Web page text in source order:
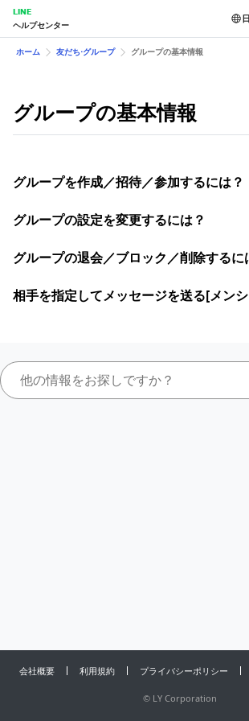
LINE
ヘルプセンター
ホーム 友だち⋅グループ グループの基本情報
グループの基本情報
グループを作成／招待／参加するには？
グループの設定を変更するには？
グループの退会／ブロック／削除するに
相手を指定してメッセージを送る[メン
会社概要 利用規約 プライバシーポリシー
© LY Corporation